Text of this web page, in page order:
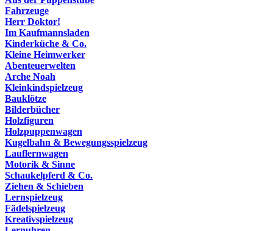
Fahrzeuge
Herr Doktor!
Im Kaufmannsladen
Kinderküche & Co.
Kleine Heimwerker
Abenteuerwelten
Arche Noah
Kleinkindspielzeug
Bauklötze
Bilderbücher
Holzfiguren
Holzpuppenwagen
Kugelbahn & Bewegungsspielzeug
Lauflernwagen
Motorik & Sinne
Schaukelpferd & Co.
Ziehen & Schieben
Lernspielzeug
Fädelspielzeug
Kreativspielzeug